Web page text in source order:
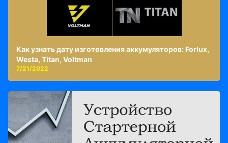
Как узнать дату изготовления аккумуляторов: Forlux,
Westa, Titan, Voltman
7/21/2022